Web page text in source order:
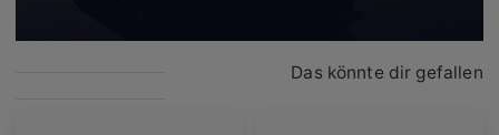
Das könnte dir gefallen